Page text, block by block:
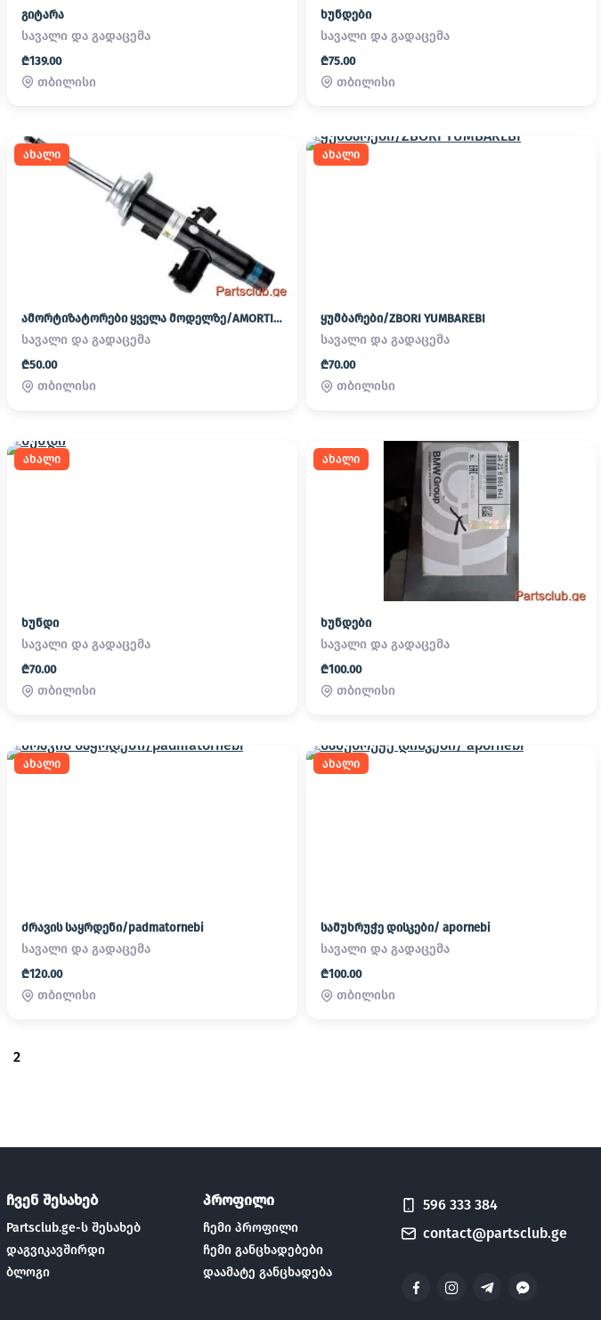
გიტარა
სავალი და გადაცემა
₾139.00
თბილისი
ხუნდები
სავალი და გადაცემა
₾75.00
თბილისი
ახალი
ამორტიზატორები ყველა მოდელზე/AMORTIZATOREBI YVELA MODELZE
სავალი და გადაცემა
₾50.00
თბილისი
ახალი
ყუმბარები/ZBORI YUMBAREBI
სავალი და გადაცემა
₾70.00
თბილისი
ახალი
ხუნდი
სავალი და გადაცემა
₾70.00
თბილისი
ახალი
ხუნდები
სავალი და გადაცემა
₾100.00
თბილისი
ახალი
ძრავის საყრდენი/padmatornebi
სავალი და გადაცემა
₾120.00
თბილისი
ახალი
სამუხრუჭე დისკები/ apornebi
სავალი და გადაცემა
₾100.00
თბილისი
2
ჩვენ შესახებ
Partsclub.ge-ს შესახებ
დაგვიკავშირდი
ბლოგი
პროფილი
ჩემი პროფილი
ჩემი განცხადებები
დაამატე განცხადება
596 333 384
contact@partsclub.ge